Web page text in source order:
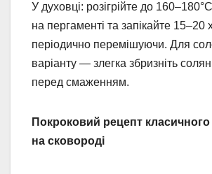
У духовці: розігрійте до
на пергаменті та запікайте 15–20
періодично перемішуючи. Для
варіанту — злегка збризніть
перед смаженням.
Покроковий рецепт
на сковороді